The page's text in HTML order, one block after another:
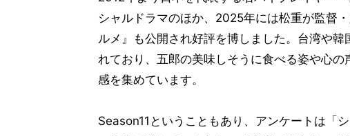
シャルドラマのほか、2025年には松重が監督
ルメ』も公開され好評を博しました。台湾や
れており、五郎の美味しそうに食べる姿や心
感を集めています。
Season11ということもあり、アンケートは「